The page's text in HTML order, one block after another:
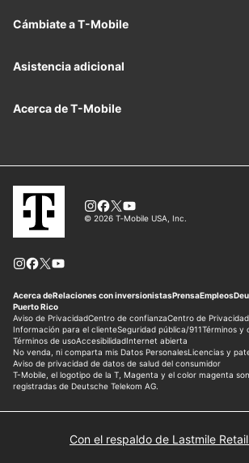
Con el respaldo de Lastmile